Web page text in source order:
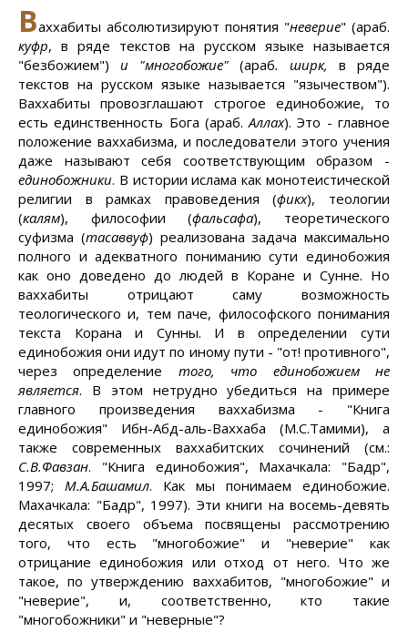
Ваххабиты абсолютизируют понятия "неверие" (араб.
куфр, в ряде текстов на русском языке называется
"безбожием") и "многобожие" (араб. ширк, в ряде
текстов на русском языке называется "язычеством").
Ваххабиты провозглашают строгое единобожие, то
есть единственность Бога (араб.Аллах). Это - главное
положение ваххабизма, и последователи этого учения
даже называют себя соответствующим образом -
единобожники. В истории ислама как монотеистической
религии в рамках правоведения (фикх), теологии
(калям), философии (фальсафа), теоретического
суфизма (тасаввуф) реализована задача максимально
полного и адекватного пониманию сути единобожия
как оно доведено до людей в Коране и Сунне. Но
ваххабиты отрицают саму возможность
теологического и, тем паче, философского понимания
текста Корана и Сунны. И в определении сути
единобожия они идут по иному пути - "от! противного",
через определение того, что единобожием не
является. В этом нетрудно убедиться на примере
главного произведения ваххабизма - "Книга
единобожия" Ибн-Абд-аль-Ваххаба (М.С.Тамими), а
также современных ваххабитских сочинений (см.:
С.В.Фавзан. "Книга единобожия", Махачкала: "Бадр",
1997; М.А.Башамил. Как мы понимаем единобожие.
Махачкала: "Бадр", 1997). Эти книги на восемь-девять
десятых своего объема посвящены рассмотрению
того, что есть "многобожие" и "неверие" как
отрицание единобожия или отход от него. Что же
такое, по утверждению ваххабитов, "многобожие" и
"неверие", и, соответственно, кто такие
"многобожники" и "неверные"?